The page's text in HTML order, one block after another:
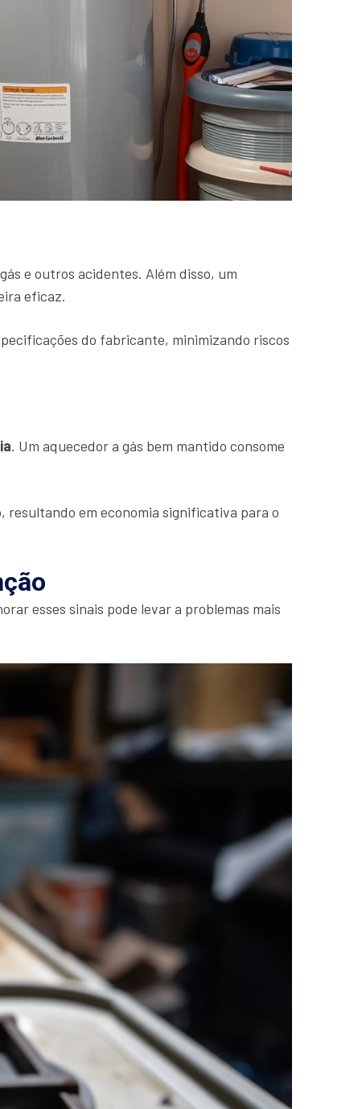
e outros acidentes. Além disso, um
eficaz.
do fabricante, minimizando riscos
. Um aquecedor a gás bem mantido consome
resultando em economia significativa para o
esses sinais pode levar a problemas mais